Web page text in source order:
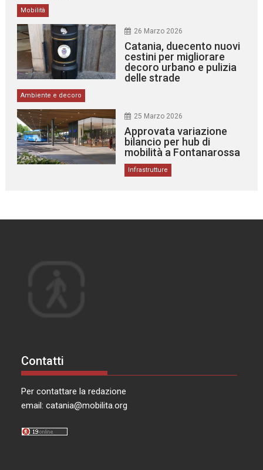
Mobilità
26 Marzo 2026
Catania, duecento nuovi
cestini per migliorare
decoro urbano e pulizia
delle strade
Ambiente e decoro
25 Marzo 2026
Approvata variazione
bilancio per hub di
mobilità a Fontanarossa
Infrastrutture
Contatti
Per contattare la redazione
email:catania@mobilita.org